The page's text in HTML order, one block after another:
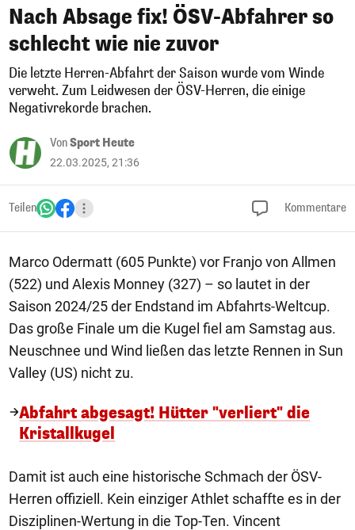
Nach Absage fix! ÖSV-Abfahrer so
schlecht wie nie zuvor
Die letzte Herren-Abfahrt der Saison wurde vom Winde
verweht. Zum Leidwesen der ÖSV-Herren, die einige
Negativrekorde brachen.
VonSport Heute
22.03.2025, 21:36
Teilen Kommentare
Marco Odermatt (605 Punkte) vor Franjo von Allmen
(522) und Alexis Monney (327) – so lautet in der
Saison 2024/25 der Endstand im Abfahrts-Weltcup.
Das große Finale um die Kugel fiel am Samstag aus.
Neuschnee und Wind ließen das letzte Rennen in Sun
Valley (US) nicht zu.
Abfahrt abgesagt! Hütter "verliert" die
Kristallkugel
Damit ist auch eine historische Schmach der ÖSV-
Herren offiziell. Kein einziger Athlet schaffte es in der
Disziplinen-Wertung in die Top-Ten. Vincent